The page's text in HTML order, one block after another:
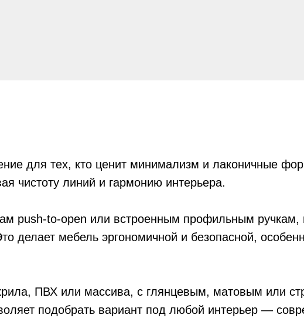
для тех, кто ценит минимализм и лаконичные
чистоту линий и гармонию интерьера.
push-to-open или встроенным профильным ручкам,
делает мебель эргономичной и безопасной,
ПВХ или массива, с глянцевым, матовым или
подобрать вариант под любой интерьер —